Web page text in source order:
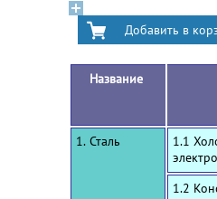
Название
1. Сталь
1.1
1.2